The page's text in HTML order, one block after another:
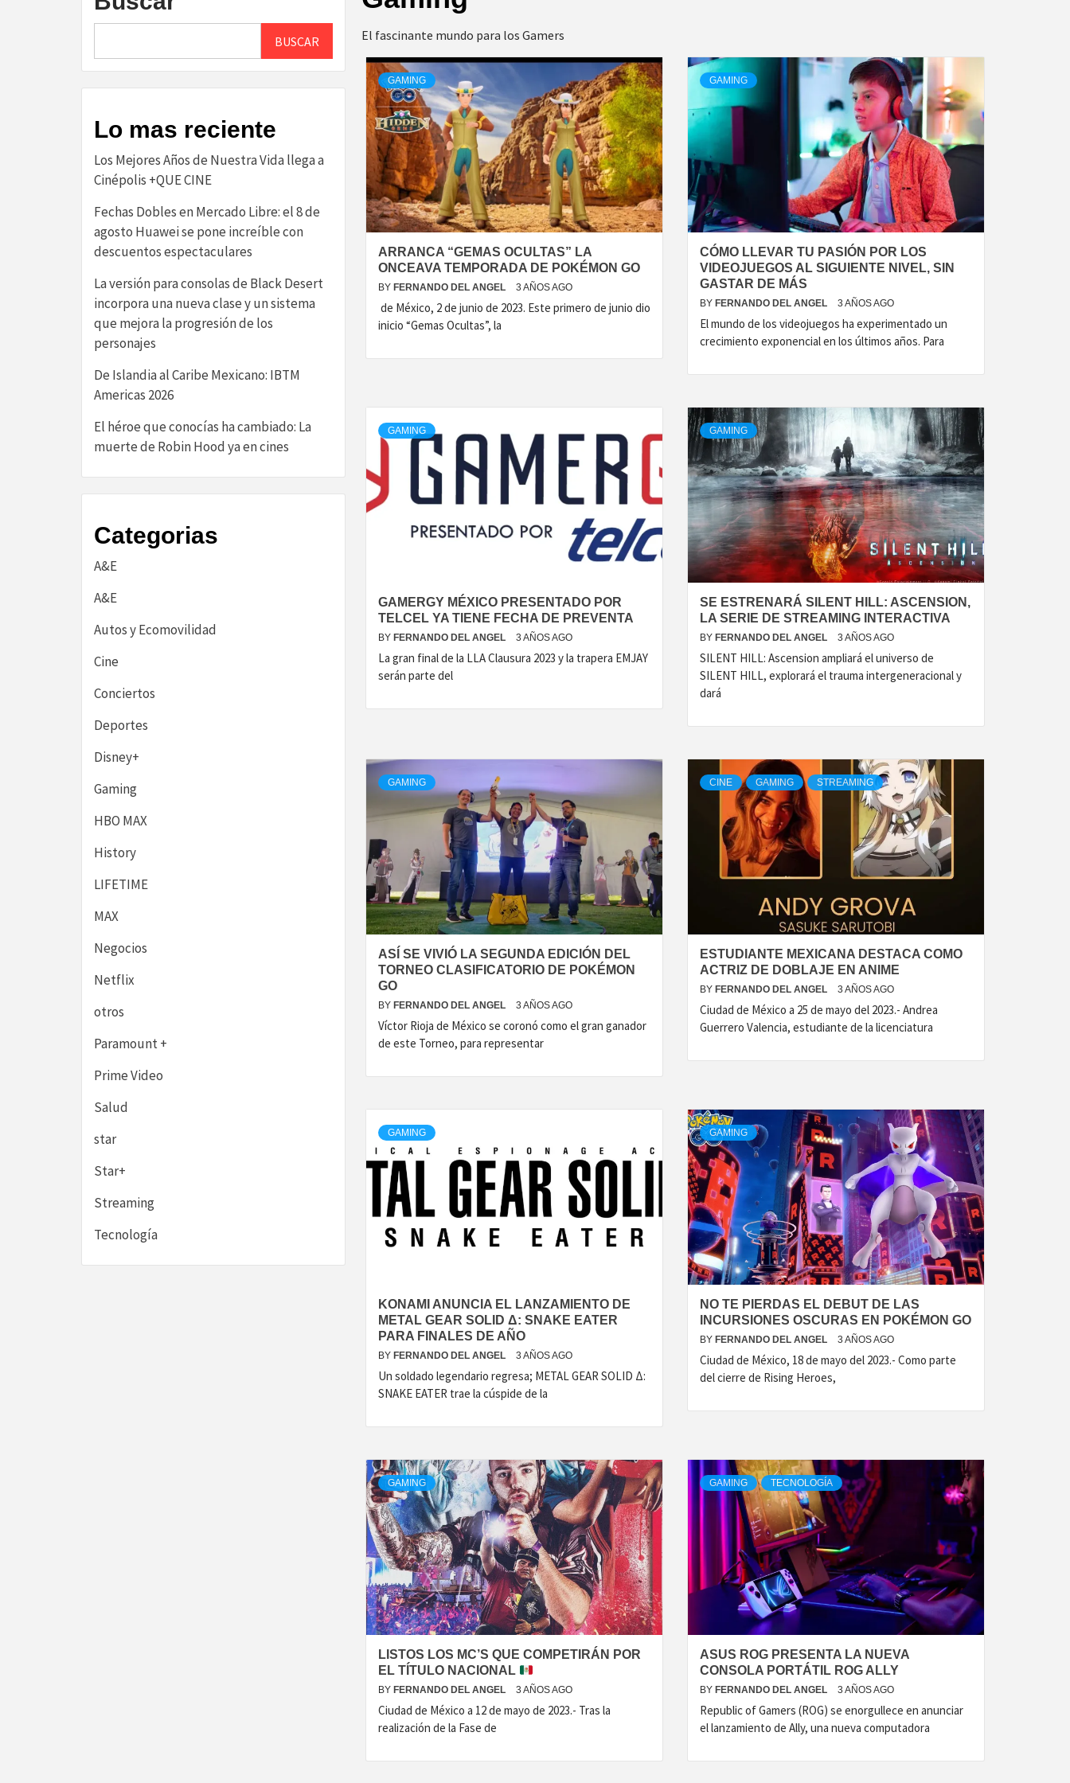
El fascinante mundo para los Gamers
GAMING
ARRANCA “GEMAS OCULTAS” LA
ONCEAVA TEMPORADA DE POKÉMON GO
BY FERNANDO DEL ANGEL 3 AÑOS AGO
de México, 2 de junio de 2023. Este primero de junio dio
inicio “Gemas Ocultas”, la
GAMING
CÓMO LLEVAR TU PASIÓN POR LOS
VIDEOJUEGOS AL SIGUIENTE NIVEL, SIN
GASTAR DE MÁS
BY FERNANDO DEL ANGEL 3 AÑOS AGO
El mundo de los videojuegos ha experimentado un
crecimiento exponencial en los últimos años. Para
GAMING
GAMERGY MÉXICO PRESENTADO POR
TELCEL YA TIENE FECHA DE PREVENTA
BY FERNANDO DEL ANGEL 3 AÑOS AGO
La gran final de la LLA Clausura 2023 y la trapera EMJAY
serán parte del
GAMING
SE ESTRENARÁ SILENT HILL: ASCENSION,
LA SERIE DE STREAMING INTERACTIVA
BY FERNANDO DEL ANGEL 3 AÑOS AGO
SILENT HILL: Ascension ampliará el universo de
SILENT HILL, explorará el trauma intergeneracional y
dará
GAMING
ASÍ SE VIVIÓ LA SEGUNDA EDICIÓN DEL
TORNEO CLASIFICATORIO DE POKÉMON
GO
BY FERNANDO DEL ANGEL 3 AÑOS AGO
Víctor Rioja de México se coronó como el gran ganador
de este Torneo, para representar
CINE GAMING STREAMING
ESTUDIANTE MEXICANA DESTACA COMO
ACTRIZ DE DOBLAJE EN ANIME
BY FERNANDO DEL ANGEL 3 AÑOS AGO
Ciudad de México a 25 de mayo del 2023.- Andrea
Guerrero Valencia, estudiante de la licenciatura
GAMING
KONAMI ANUNCIA EL LANZAMIENTO DE
METAL GEAR SOLID Δ: SNAKE EATER
PARA FINALES DE AÑO
BY FERNANDO DEL ANGEL 3 AÑOS AGO
Un soldado legendario regresa; METAL GEAR SOLID Δ:
SNAKE EATER trae la cúspide de la
GAMING
NO TE PIERDAS EL DEBUT DE LAS
INCURSIONES OSCURAS EN POKÉMON GO
BY FERNANDO DEL ANGEL 3 AÑOS AGO
Ciudad de México, 18 de mayo del 2023.- Como parte
del cierre de Rising Heroes,
GAMING
LISTOS LOS MC’S QUE COMPETIRÁN POR
EL TÍTULO NACIONAL
BY FERNANDO DEL ANGEL 3 AÑOS AGO
Ciudad de México a 12 de mayo de 2023.- Tras la
realización de la Fase de
GAMING TECNOLOGÍA
ASUS ROG PRESENTA LA NUEVA
CONSOLA PORTÁTIL ROG ALLY
BY FERNANDO DEL ANGEL 3 AÑOS AGO
Republic of Gamers (ROG) se enorgullece en anunciar
el lanzamiento de Ally, una nueva computadora
BUSCAR
Lo mas reciente
Los Mejores Años de Nuestra Vida llega a
Cinépolis +QUE CINE
Fechas Dobles en Mercado Libre: el 8 de
agosto Huawei se pone increíble con
descuentos espectaculares
La versión para consolas de Black Desert
incorpora una nueva clase y un sistema
que mejora la progresión de los
personajes
De Islandia al Caribe Mexicano: IBTM
Americas 2026
El héroe que conocías ha cambiado: La
muerte de Robin Hood ya en cines
Categorias
A&E
A&E
Autos y Ecomovilidad
Cine
Conciertos
Deportes
Disney+
Gaming
HBO MAX
History
LIFETIME
MAX
Negocios
Netflix
otros
Paramount +
Prime Video
Salud
star
Star+
Streaming
Tecnología